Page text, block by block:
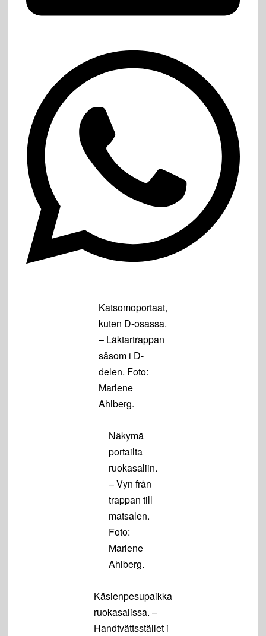
Katsomoportaat,
kuten D-osassa.
– Läktartrappan
såsom i D-
delen. Foto:
Marlene
Ahlberg.
Näkymä
portailta
ruokasaliin.
– Vyn från
trappan till
matsalen.
Foto:
Marlene
Ahlberg.
Käsienpesupaikka
ruokasalissa. –
Handtvättsstället i